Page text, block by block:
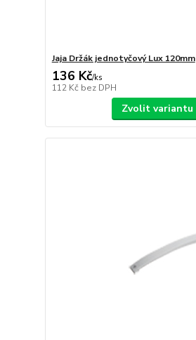
Jaja Držák jednotyčový Lux 120mm
136 Kč/ks
112 Kč bez DPH
Zvolit variantu